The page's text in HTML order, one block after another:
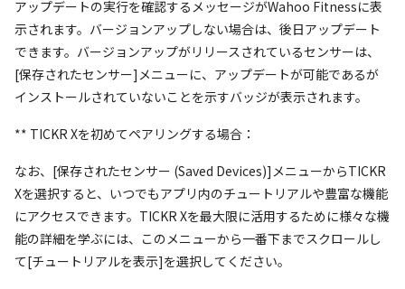
アップデートの実行を確認するメッセージがWahoo Fitnessに表
示されます。バージョンアップしない場合は、後日アップデート
できます。バージョンアップがリリースされているセンサーは、
[保存されたセンサー]メニューに、アップデートが可能であるが
インストールされていないことを示すバッジが表示されます。
** TICKR Xを初めてペアリングする場合：
なお、[保存されたセンサー (Saved Devices)]メニューからTICKR
Xを選択すると、いつでもアプリ内のチュートリアルや豊富な機能
にアクセスできます。TICKR Xを最大限に活用するために様々な機
能の詳細を学ぶには、このメニューから一番下までスクロールし
て[チュートリアルを表示]を選択してください。